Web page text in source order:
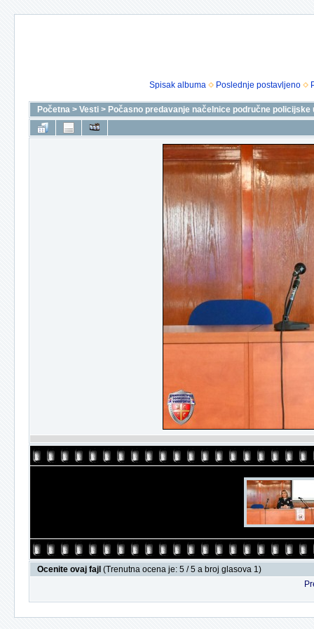
Spisak albuma Poslednje postavljeno
Početna > Vesti > Počasno predavanje načelnice područne
Ocenite ovaj fajl (Trenutna ocena je: 5 / 5 a broj glasova 1)